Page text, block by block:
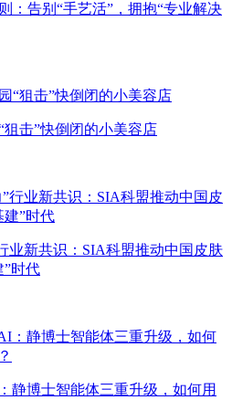
：告别“手艺活”，拥抱“专业解决
击”快倒闭的小美容店
业新共识：SIA科盟推动中国皮肤
”时代
静博士智能体三重升级，如何用